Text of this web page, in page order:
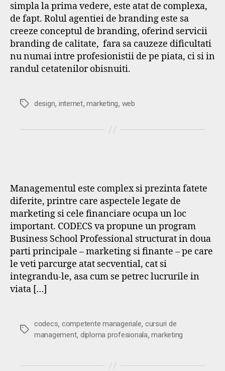
simpla la prima vedere, este atat de complexa,
de fapt. Rolul agentiei de branding este sa
creeze conceptul de branding, oferind servicii
branding de calitate, fara sa cauzeze dificultati
nu numai intre profesionistii de pe piata, ci si in
randul cetatenilor obisnuiti.
Etichete
design, internet,marketing, web
Managementul este complex si prezinta fatete
diferite, printre care aspectele legate de
marketing si cele financiare ocupa un loc
important. CODECS va propune un program
Business School Professional structurat in doua
parti principale – marketing si finante – pe care
le veti parcurge atat secvential, cat si
integrandu-le, asa cum se petrec lucrurile in
viata […]
Etichete
codecs, competente manageriale, cursuri de
management, diploma profesionala,marketing